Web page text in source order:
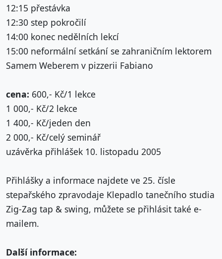
12:15 přestávka
12:30 step pokročilí
14:00 konec nedělních lekcí
15:00 neformální setkání se zahraničním lektorem
Samem Weberem v pizzerii Fabiano
cena: 600,- Kč/1 lekce
1 000,- Kč/2 lekce
1 400,- Kč/jeden den
2 000,- Kč/celý seminář
uzávěrka přihlášek 10. listopadu 2005
Přihlášky a informace najdete ve 25. čísle
stepařského zpravodaje Klepadlo tanečního studia
Zig-Zag tap & swing, můžete se přihlásit také e-
mailem.
Další informace: